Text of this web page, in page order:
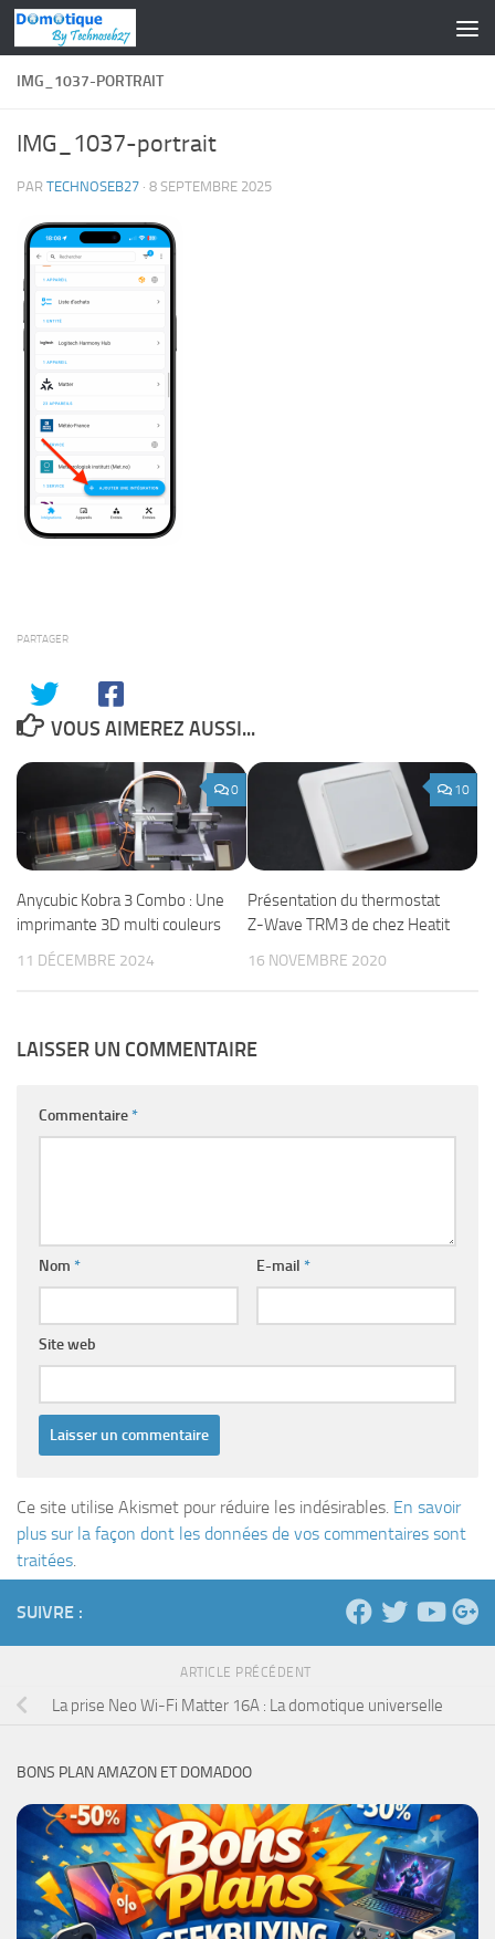
Skip to content
IMG_1037-PORTRAIT
IMG_1037-portrait
PAR TECHNOSEB27 · 8 SEPTEMBRE 2025
PARTAGER
VOUS AIMEREZ AUSSI...
0
Anycubic Kobra 3 Combo : Une
imprimante 3D multi couleurs
11 DÉCEMBRE 2024
10
Présentation du thermostat
Z-Wave TRM3 de chez Heatit
16 NOVEMBRE 2020
LAISSER UN COMMENTAIRE
Commentaire*
Nom * E-mail *
Site web
Ce site utilise Akismet pour réduire les indésirables. En savoir
plus sur la façon dont les données de vos commentaires sont
traitées.
SUIVRE :
ARTICLE PRÉCÉDENT
La prise Neo Wi-Fi Matter 16A : La domotique universelle
BONS PLAN AMAZON ET DOMADOO